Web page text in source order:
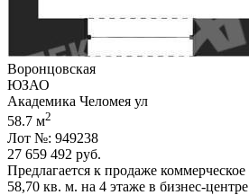
Воронцовская
ЮЗАО
Академика Челомея ул
58.7 м2
Лот №: 949238
27 659 492 руб.
Предлагается к продаже
58,­70 кв. м. на 4 этаже в бизнес-